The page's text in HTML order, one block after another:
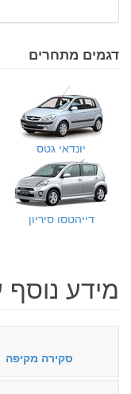
דגמים מתחרים
יונדאי גטס
דייהטסו סיריון
מידע
סקירה מקיפה